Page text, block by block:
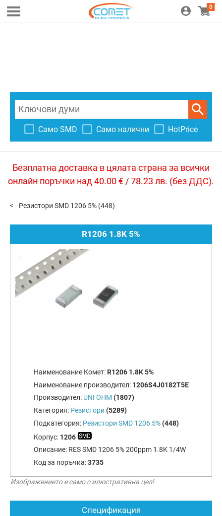
0
Само SMD Само налични HotPrice
Безплатна доставка в цялата страна за всички
онлайн поръчки над 40.00 € / 78.23 лв. (без ДДС).
Резистори SMD 1206 5% (448)
R1206 1.8K 5%
Наименование Комет: R1206 1.8K 5%
Наименование производител: 1206S4J0182T5E
Производител: UNI OHM (1807)
Категория: Резистори (5289)
Подкатегория: Резистори SMD 1206 5% (448)
Корпус: 1206
Описание: RES SMD 1206 5% 200ppm 1.8K 1/4W
Код за поръчка:3735
Изображението е само с илюстративна цел!
Спецификация